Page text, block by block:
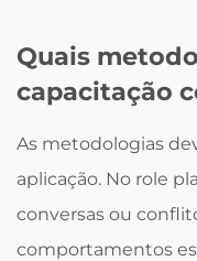
Quais
capacitação
As metodologias
aplicação. No role
conversas ou
comportamentos